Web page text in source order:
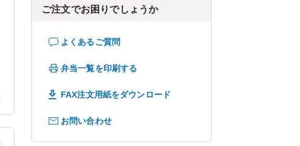
ご注文でお困りでしょうか
よくあるご質問
弁当一覧を印刷する
FAX注文用紙をダウンロード
お問い合わせ